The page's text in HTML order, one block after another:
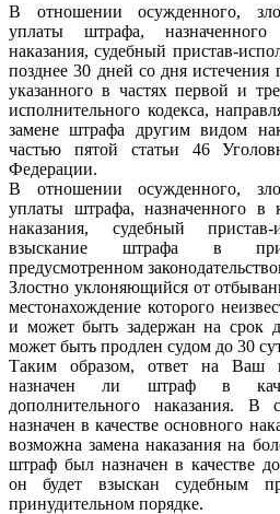
В отношении осужденного,
уплаты штрафа,
наказания, судебный пристав-
позднее 30 дней со дня истечения
указанного в частях первой и
исполнительного кодекса,
замене штрафа другим видом
частью пятой статьи 46
Федерации.
В отношении осужденного,
уплаты штрафа, назначенного в
наказания, судебный пристав-
взыскание штрафа в
предусмотренном
Злостно уклоняющийся от
местонахождение которого
и может быть задержан на срок
может быть продлен судом до 30
Таким образом, ответ на Ваш
назначен ли штраф в
дополнительного наказания.
назначен в качестве основного
возможна замена наказания на
штраф был назначен в качестве
он будет взыскан судебным
принудительном порядке.